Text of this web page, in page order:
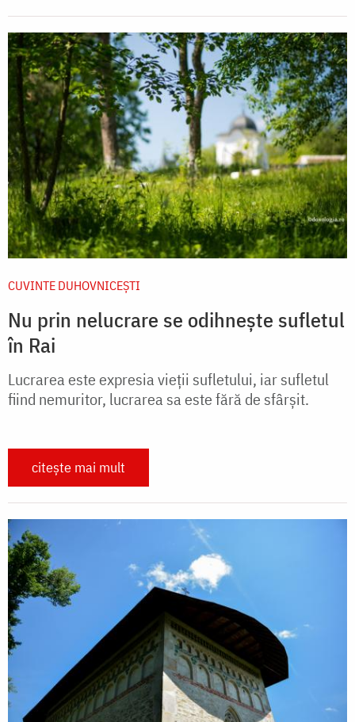
CUVINTE DUHOVNICEȘTI
Nu prin nelucrare se odihnește sufletul
în Rai
Lucrarea este expresia vieţii sufletului, iar sufletul
fiind nemuritor, lucrarea sa este fără de sfârşit.
citește mai mult